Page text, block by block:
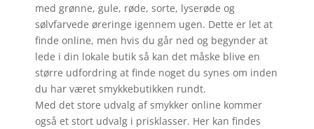
med grønne, gule, røde, sorte, lyserøde og
sølvfarvede øreringe igennem ugen. Dette er let at
finde online, men hvis du går ned og begynder at
lede i din lokale butik så kan det måske blive en
større udfordring at finde noget du synes om inden
du har været smykkebutikken rundt.
Med det store udvalg af smykker online kommer
også et stort udvalg i prisklasser. Her kan findes